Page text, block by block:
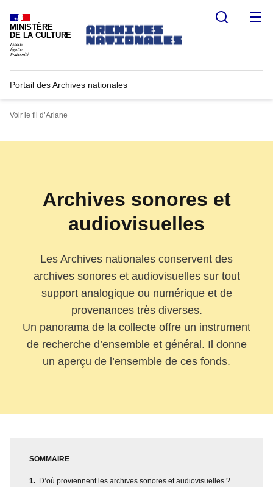
MINISTÈRE
DE LA CULTURE
Portail des Archives nationales
Voir le fil d’Ariane
Archives sonores et
audiovisuelles
Les Archives nationales conservent des
archives sonores et audiovisuelles sur tout
support analogique ou numérique et de
provenances très diverses.
Un panorama de la collecte offre un instrument
de recherche d’ensemble et général. Il donne
un aperçu de l’ensemble de ces fonds.
SOMMAIRE
D’où proviennent les archives sonores et audiovisuelles ?